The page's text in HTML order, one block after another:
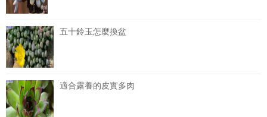
五十鈴玉怎麼換盆
適合露養的皮實多肉